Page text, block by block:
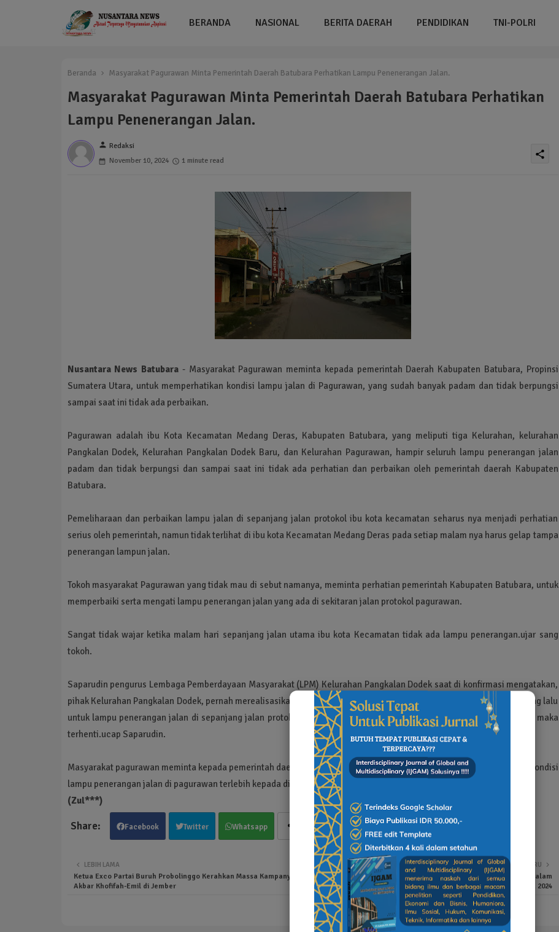
BERANDA NASIONAL BERITA DAERAH PENDIDIKAN TNI-POLRI
Beranda Masyarakat Pagurawan Minta Pemerintah Daerah Batubara Perhatikan Lampu Penenerangan Jalan.
Masyarakat Pagurawan Minta Pemerintah Daerah Batubara Perhatikan
Lampu Penenerangan Jalan.
person Redaksi
November 10, 2024
1 minute read
share
Nusantara News Batubara - Masyarakat Pagurawan meminta kepada pemerintah Daerah Kabupaten Batubara, Propinsi
Sumatera Utara, untuk memperhatikan kondisi lampu jalan di Pagurawan, yang sudah banyak padam dan tidak berpungsi
sampai saat ini tidak ada perbaikan.
Pagurawan adalah ibu Kota Kecamatan Medang Deras, Kabupaten Batubara, yang meliputi tiga Kelurahan, kelurahan
Pangkalan Dodek, Kelurahan Pangkalan Dodek Baru, dan Kelurahan Pagurawan, hampir seluruh lampu penerangan jalan
padam dan tidak berpungsi dan sampai saat ini tidak ada perhatian dan perbaikan oleh pemerintah daerah Kabupaten
Batubara.
Pemeliharaan dan perbaikan lampu jalan di sepanjang jalan protokol ibu kota kecamatan seharus nya menjadi perhatian
serius oleh pemerintah, namun tidak terlihat di ibu kota Kecamatan Medang Deras pada setiap malam nya harus gelap tampa
penerangan lampun jalan.
Tokoh masyarakat Pagurawan yang tidak mau di sebut namanya, meminta perhatian pemerintah Kabupaten Batubara, untuk
memperbaiki serta mengati lampu penerangan jalan yang ada di sekitaran jalan protokol pagurawan.
Sangat tidak wajar ketika malam hari sepanjang jalan utama ibu kota Kecamatan tidak ada lampu penerangan.ujar sang
tokoh.
Saparudin pengurus Lembaga Pemberdayaan Masyarakat (LPM) Kelurahan Pangkalan Dodek saat di konfirmasi mengatakan,
pihak Kelurahan Pangkalan Dodek, pernah merealisasikan anggaran Alokasi Dana Kelurahan (ADK) Beberapa tahun yang lalu
untuk lampu penerangan jalan di sepanjang jalan protokol, namun keterbatasan anggaran juga tidak ada dana rehab maka
terhenti.ucap Saparudin.
Masyarakat pagurawan meminta kepada pemerintah daerah Kabupaten Batubara, untuk dapat serius memperhatikan kondisi
lampu penerangan jalan di pagurawan terlebih kepada dinas perhubugan Kabupaten Batubara.
(Zul***)
Facebook Twitter Whatsapp
LEBIH BARU
Kapolres Probolinggo Ajak Siswa SMKN 2 Berpartisipasi Aktif dalam
Pilkada 2024
LEBIH LAMA
Ketua Exco Partai Buruh Probolinggo Kerahkan Massa Kampanye
Akbar Khofifah-Emil di Jember